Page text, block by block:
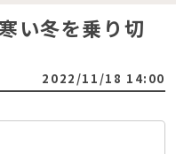
い冬を乗り切
2022/11/18 14:00